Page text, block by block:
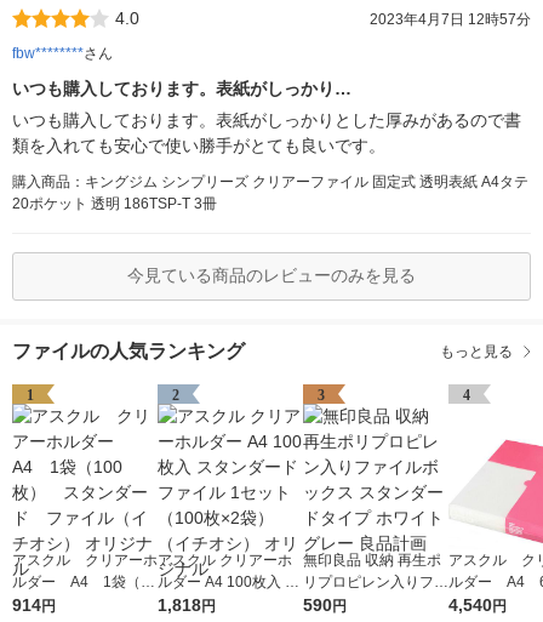
4.0
2023年4月7日 12時57分
fbw********さん
いつも購入しております。表紙がしっかり…
いつも購入しております。表紙がしっかりとした厚みがあるので書
類を入れても安心で使い勝手がとても良いです。
購入商品：キングジム シンプリーズ クリアーファイル 固定式 透明表紙 A4タテ
20ポケット 透明 186TSP-T 3冊
今見ている商品のレビューのみを見る
ファイルの人気ランキング もっと見る
1
アスクル クリアーホ
ルダー A4 1袋（10
0枚） スタンダー
914円
2
アスクル クリアーホ
ルダー A4 100枚入 ス
タンダード ファイル
1,818円
3
無印良品 収納 再生ポ
リプロピレン入りファ
イルボックス スタン
590円
4
アスクル ク
ルダー A4
エコノミー
4,540円